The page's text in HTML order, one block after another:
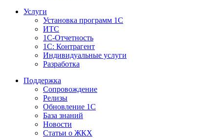
Услуги
Установка программ 1С
ИТС
1С-Отчетность
1С: Контрагент
Индивидуальные услуги
Разработка
Поддержка
Сопровождение
Релизы
Обновление 1С
База знаний
Новости
Статьи о ЖКХ